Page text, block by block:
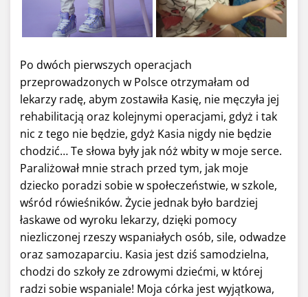
Po dwóch pierwszych operacjach
przeprowadzonych w Polsce otrzymałam od
lekarzy radę, abym zostawiła Kasię, nie męczyła jej
rehabilitacją oraz kolejnymi operacjami, gdyż i tak
nic z tego nie będzie, gdyż Kasia nigdy nie będzie
chodzić… Te słowa były jak nóż wbity w moje serce.
Paraliżował mnie strach przed tym, jak moje
dziecko poradzi sobie w społeczeństwie, w szkole,
wśród rówieśników. Życie jednak było bardziej
łaskawe od wyroku lekarzy, dzięki pomocy
niezliczonej rzeszy wspaniałych osób, sile, odwadze
oraz samozaparciu. Kasia jest dziś samodzielna,
chodzi do szkoły ze zdrowymi dziećmi, w której
radzi sobie wspaniale! Moja córka jest wyjątkowa,